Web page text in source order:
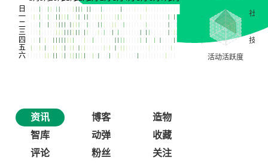
资讯 博客
造物
智库
动弹
收藏
评论
粉丝 关注